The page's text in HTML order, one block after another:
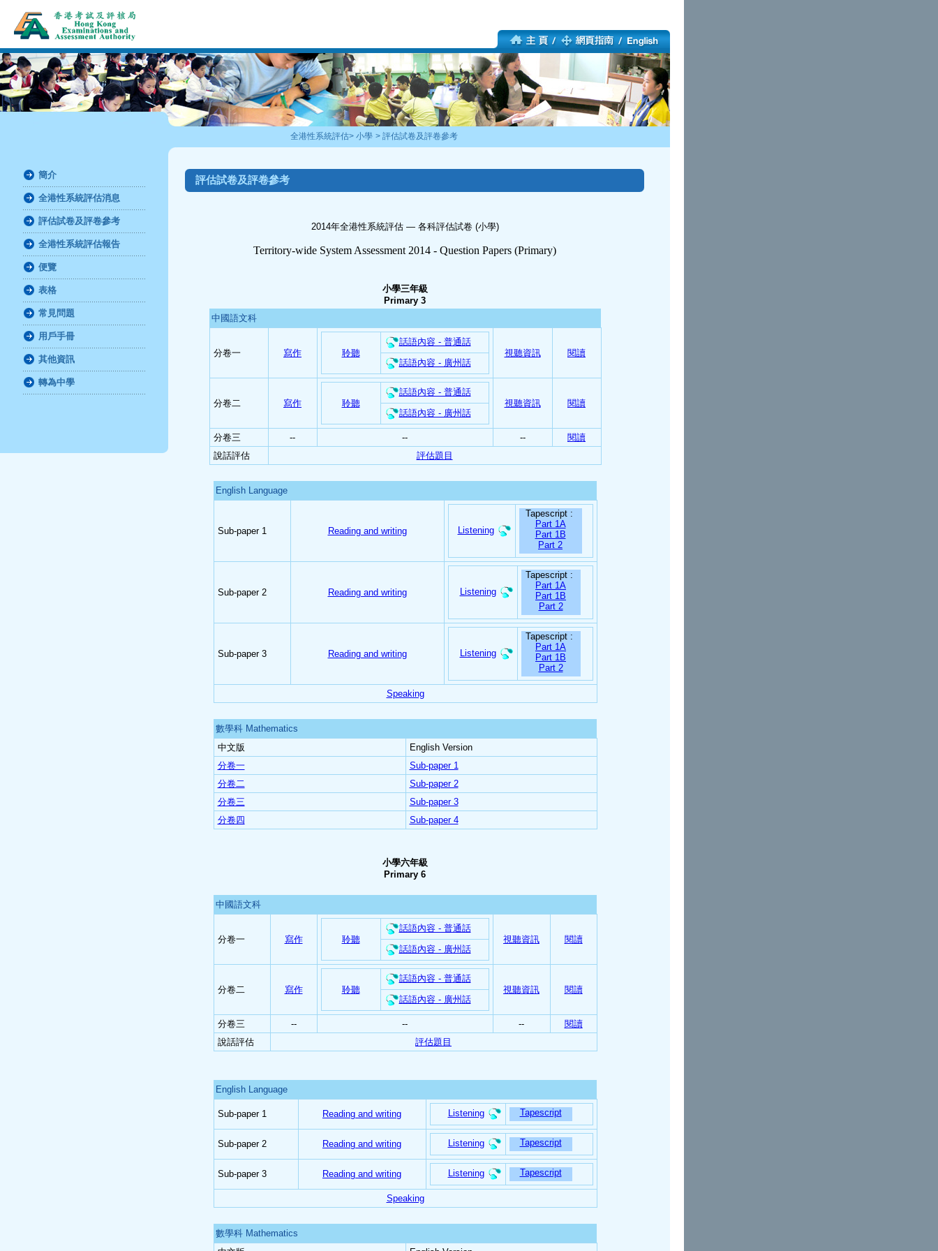
全港性系統評估> 小學 > 評估試卷及評卷參考
簡介
全港性系統評估消息
評估試卷及評卷參考
全港性系統評估報告
便覽
表格
常見問題
用戶手冊
其他資訊
轉為中學
評估試卷及評卷參考
2014年全港性系統評估 — 各科評估試卷 (小學)
Territory-wide System Assessment 2014 - Question Papers (Primary)
小學三年級
Primary 3
中國語文科
分卷一 寫作 聆聽
話語內容 - 普通話
話語內容 - 廣州話
視聽資訊 閱讀
分卷二 寫作 聆聽
話語內容 - 普通話
話語內容 - 廣州話
視聽資訊 閱讀
分卷三 -- -- --
閱讀
說話評估
評估題目
English Language
Sub-paper 1 Reading and writing Listening
Tapescript :
Part 1A
Part 1B
Part 2
Sub-paper 2 Reading and writing Listening
Tapescript :
Part 1A
Part 1B
Part 2
Sub-paper 3 Reading and writing Listening
Tapescript :
Part 1A
Part 1B
Part 2
Speaking
數學科 Mathematics
中文版
English Version
分卷一
Sub-paper 1
分卷二
Sub-paper 2
分卷三
Sub-paper 3
分卷四
Sub-paper 4
小學六年級
Primary 6
中國語文科
分卷一 寫作 聆聽
話語內容 - 普通話
話語內容 - 廣州話
視聽資訊 閱讀
分卷二 寫作 聆聽
話語內容 - 普通話
話語內容 - 廣州話
視聽資訊 閱讀
分卷三 -- -- --
閱讀
說話評估
評估題目
English Language
Sub-paper 1 Reading and writing Listening Tapescript
Sub-paper 2 Reading and writing Listening Tapescript
Sub-paper 3 Reading and writing Listening Tapescript
Speaking
數學科 Mathematics